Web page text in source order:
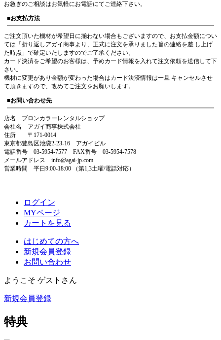
お急ぎのご相談はお気軽にお電話にてご連絡下さい。
■お支払方法
ご注文頂いた機材が希望日に揃わない場合もございますので、お支払金額につい
ては「折り返しアガイ商事より、正式に注文を承りました旨の連絡を差 し上げ
た時点」で確定いたしますのでご了承ください。
カード決済をご希望のお客様は、予めカード情報を入れて注文依頼を送信して下
さい。
機材に変更があり金額が変わった場合はカード決済情報は一旦 キャンセルさせ
て頂きますので、改めてご注文をお願いします。
■お問い合わせ先
店名 ブロンカラーレンタルショップ
会社名 アガイ商事株式会社
住所 〒171-0014
東京都豊島区池袋2-23-16 アガイビル
電話番号 03-5954-7577 FAX番号 03-5954-7578
メールアドレス info@agai-jp.com
営業時間 平日9:00-18:00 （第1,3土曜/電話対応）
ログイン
MYページ
カートを見る
はじめての方へ
新規会員登録
お問い合わせ
ようこそ ゲストさん
新規会員登録
特典